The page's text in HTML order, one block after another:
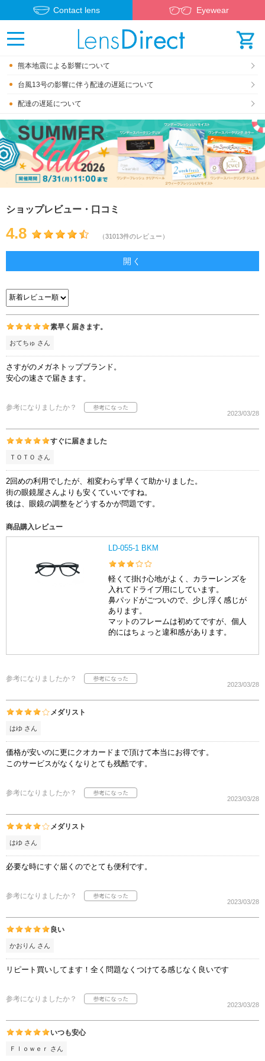
Contact lens Eyewear
熊本地震による影響について
台風13号の影響に伴う配達の遅延について
配達の遅延について
ショップレビュー・口コミ
4.8 （31013件のレビュー）
開く
素早く届きます。
おてちゅ さん
さすがのメガネトップブランド。
安心の速さで届きます。
参考になりましたか？
2023/03/28
すぐに届きました
ＴＯＴＯ さん
2回めの利用でしたが、相変わらず早くて助かりました。
街の眼鏡屋さんよりも安くていいですね。
後は、眼鏡の調整をどうするかが問題です。
商品購入レビュー
LD-055-1 BKM
軽くて掛け心地がよく、カラーレンズを
入れてドライブ用にしています。
鼻パッドがごついので、少し浮く感じが
あります。
マットのフレームは初めてですが、個人
的にはちょっと違和感があります。
参考になりましたか？
2023/03/28
メダリスト
はゆ さん
価格が安いのに更にクオカードまで頂けて本当にお得です。
このサービスがなくなりとても残酷です。
参考になりましたか？
2023/03/28
メダリスト
はゆ さん
必要な時にすぐ届くのでとても便利です。
参考になりましたか？
2023/03/28
良い
かおりん さん
リピート買いしてます！全く問題なくつけてる感じなく良いです
参考になりましたか？
2023/03/28
いつも安心
Ｆｌｏｗｅｒ さん